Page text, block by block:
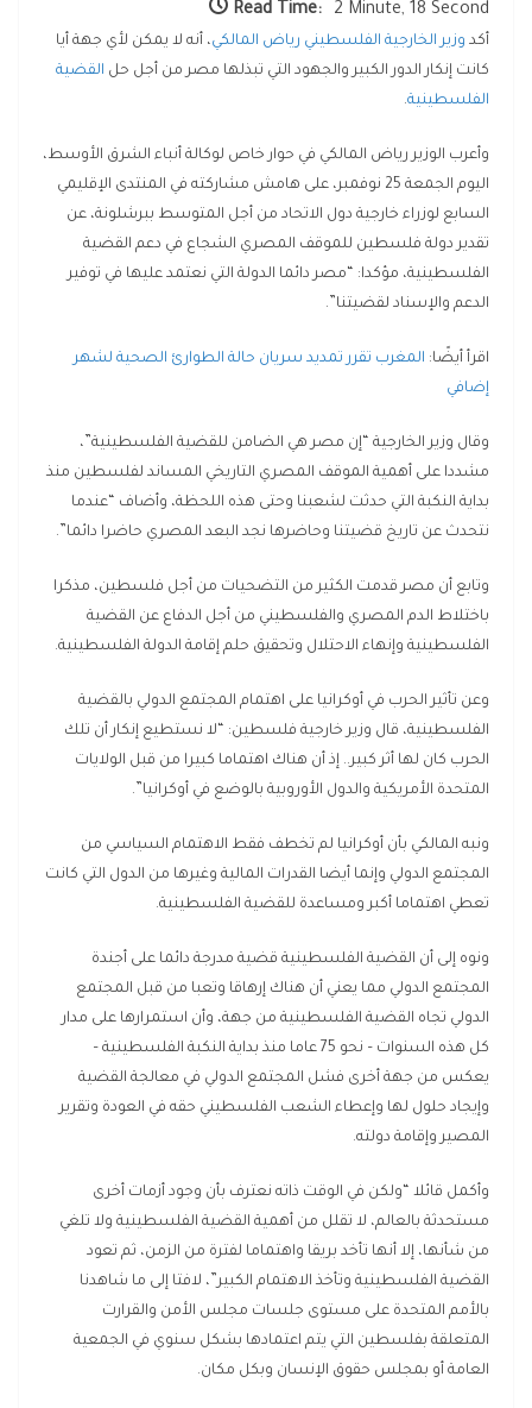
Read Time: 2 Minute, 18 Second
أكد وزير الخارجية الفلسطيني رياض المالكي، أنه لا يمكن لأي جهة أيا
كانت إنكار الدور الكبير والجهود التي تبذلها مصر من أجل حل القضية
الفلسطينية.
وأعرب الوزير رياض المالكي في حوار خاص لوكالة أنباء الشرق الأوسط،
اليوم الجمعة 25 نوفمبر، على هامش مشاركته في المنتدى الإقليمي
السابع لوزراء خارجية دول الاتحاد من أجل المتوسط ببرشلونة، عن
تقدير دولة فلسطين للموقف المصري الشجاع في دعم القضية
الفلسطينية، مؤكدا: “مصر دائما الدولة التي نعتمد عليها في توفير
الدعم والإسناد لقضيتنا”.
اقرأ أيضًا: المغرب تقرر تمديد سريان حالة الطوارئ الصحية لشهر
إضافي
وقال وزير الخارجية “إن مصر هي الضامن للقضية الفلسطينية”،
مشددا على أهمية الموقف المصري التاريخي المساند لفلسطين منذ
بداية النكبة التي حدثت لشعبنا وحتى هذه اللحظة، وأضاف “عندما
نتحدث عن تاريخ قضيتنا وحاضرها نجد البعد المصري حاضرا دائما”.
وتابع أن مصر قدمت الكثير من التضحيات من أجل فلسطين، مذكرا
باختلاط الدم المصري والفلسطيني من أجل الدفاع عن القضية
الفلسطينية وإنهاء الاحتلال وتحقيق حلم إقامة الدولة الفلسطينية.
وعن تأثير الحرب في أوكرانيا على اهتمام المجتمع الدولي بالقضية
الفلسطينية، قال وزير خارجية فلسطين: “لا نستطيع إنكار أن تلك
الحرب كان لها أثر كبير.. إذ أن هناك اهتماما كبيرا من قبل الولايات
المتحدة الأمريكية والدول الأوروبية بالوضع في أوكرانيا”.
ونبه المالكي بأن أوكرانيا لم تخطف فقط الاهتمام السياسي من
المجتمع الدولي وإنما أيضا القدرات المالية وغيرها من الدول التي كانت
تعطي اهتماما أكبر ومساعدة للقضية الفلسطينية.
ونوه إلى أن القضية الفلسطينية قضية مدرجة دائما على أجندة
المجتمع الدولي مما يعني أن هناك إرهاقا وتعبا من قبل المجتمع
الدولي تجاه القضية الفلسطينية من جهة، وأن استمرارها على مدار
كل هذه السنوات – نحو 75 عاما منذ بداية النكبة الفلسطينية –
يعكس من جهة أخرى فشل المجتمع الدولي في معالجة القضية
وإيجاد حلول لها وإعطاء الشعب الفلسطيني حقه في العودة وتقرير
المصير وإقامة دولته.
وأكمل قائلا “ولكن في الوقت ذاته نعترف بأن وجود أزمات أخرى
مستحدثة بالعالم، لا تقلل من أهمية القضية الفلسطينية ولا تلغي
من شأنها، إلا أنها تأخد بريقا واهتماما لفترة من الزمن، ثم تعود
القضية الفلسطينية وتأخذ الاهتمام الكبير”، لافتا إلى ما شاهدنا
بالأمم المتحدة على مستوى جلسات مجلس الأمن والقرارت
المتعلقة بفلسطين التي يتم اعتمادها بشكل سنوي في الجمعية
العامة أو بمجلس حقوق الإنسان وبكل مكان.